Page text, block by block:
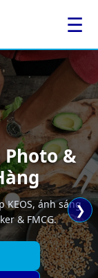
☰
Photo &
KEOS, ánh sáng
& FMCG.
❯